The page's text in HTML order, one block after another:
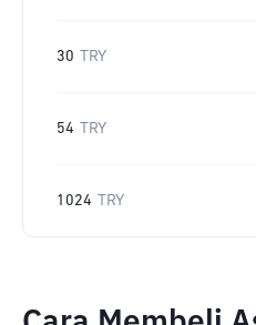
30 TRY
54 TRY
1024 TRY